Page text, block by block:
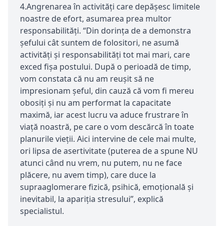
4.Angrenarea în activități care depășesc limitele
noastre de efort, asumarea prea multor
responsabilități. “Din dorința de a demonstra
șefului cât suntem de folositori, ne asumă
activități și responsabilități tot mai mari, care
exced fișa postului. După o perioadă de timp,
vom constata că nu am reușit să ne
impresionam șeful, din cauză că vom fi mereu
obosiți și nu am performat la capacitate
maximă, iar acest lucru va aduce frustrare în
viață noastră, pe care o vom descărcă în toate
planurile vieții. Aici intervine de cele mai multe,
ori lipsa de asertivitate (puterea de a spune NU
atunci când nu vrem, nu putem, nu ne face
plăcere, nu avem timp), care duce la
supraaglomerare fizică, psihică, emoțională și
inevitabil, la apariția stresului”, explică
specialistul.